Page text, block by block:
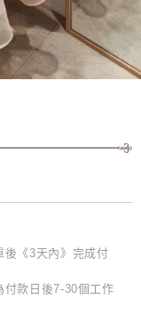
後《3天內》完成付
付款日後7-30個工作